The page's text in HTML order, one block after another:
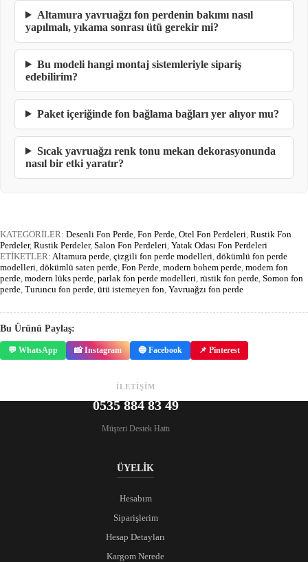
Altamura yavruağzı fon perdenin bakımı nasıl
yapılmalı, yıkama sonrası ütü gerekir mi?
Bu modeli hangi montaj sistemleriyle sipariş
edebilirim?
Paket içeriğinde fon bağlama bağları yer alıyor mu?
Sıcak yavruağzı renk tonu mekan dekorasyonunda
nasıl bir etki yaratır?
KATEGORİLER: Desenli Fon Perde Fon Perde Otel Fon Perdeleri Rustik Fon
Perdeler, Rustik Perdeler, Salon Fon Perdeleri Yatak Odası Fon Perdeleri
ETİKETLER: Altamura perde çizgili fon perde modelleri dökümlü fon perde
modelleri dökümlü saten perde Fon Perde modern bohem perde modern fon
perde modern lüks perde parlak fon perde modelleri rüstik fon perde Somon fon
perde Turuncu fon perde ütü istemeyen fon Yavruağzı fon perde
Bu Ürünü Paylaş:
💬 WhatsApp 📸 Instagram 🔵 Facebook 📌 Pinterest
İLETİŞİM
0535 884 83 49
Müşteri Destek Hattı
ÜYELİK
Hesabım
Siparişlerim
Hesap Detayları
Kargom Nerede